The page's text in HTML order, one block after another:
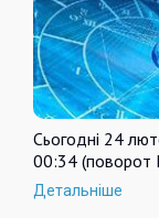
Сьогодні 24
00:34 (поворот
Детальніше